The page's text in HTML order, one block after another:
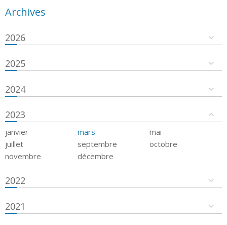
Archives
2026
2025
2024
2023
janvier mars
mai
juillet
septembre
octobre
novembre
décembre
2022
2021